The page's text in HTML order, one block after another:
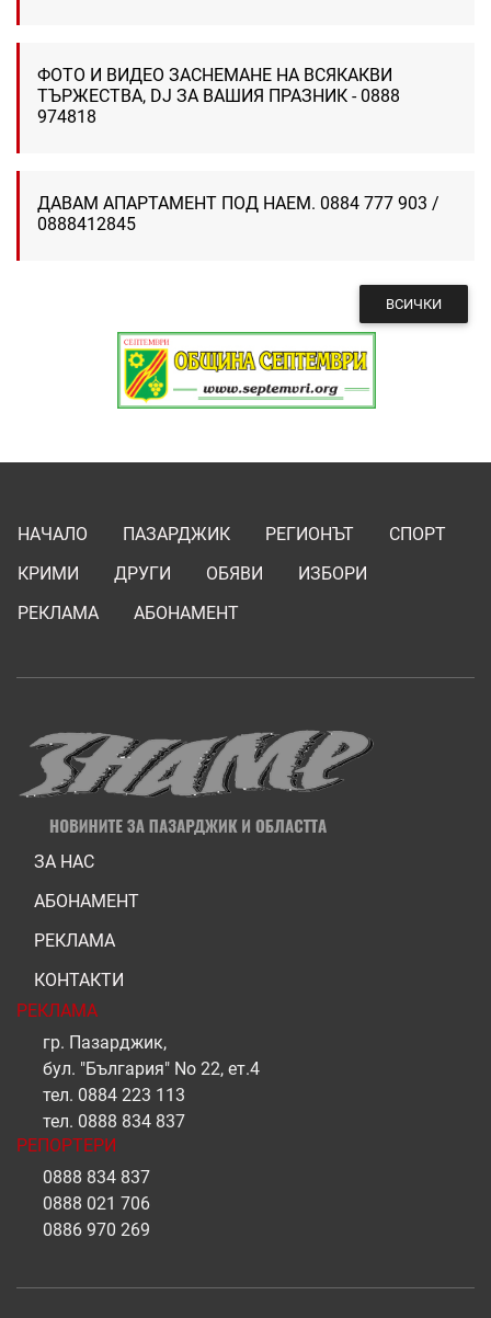
ФОТО И ВИДЕО ЗАСНЕМАНЕ НА ВСЯКАКВИ
ТЪРЖЕСТВА, DJ ЗА ВАШИЯ ПРАЗНИК - 0888
974818
ДАВАМ АПАРТАМЕНТ ПОД НАЕМ. 0884 777 903 /
0888412845
ВСИЧКИ
НАЧАЛО ПАЗАРДЖИК РЕГИОНЪТ
СПОРТ
КРИМИ
ДРУГИ ОБЯВИ
ИЗБОРИ
РЕКЛАМА
АБОНАМЕНТ
ЗА НАС
АБОНАМЕНТ
РЕКЛАМА
КОНТАКТИ
РЕКЛАМА
гр. Пазарджик,
бул. "България" No 22, ет.4
тел. 0884 223 113
тел. 0888 834 837
РЕПОРТЕРИ
0888 834 837
0888 021 706
0886 970 269